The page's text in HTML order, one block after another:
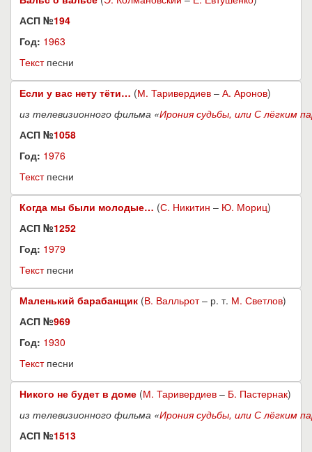
АСП №194
Год: 1963
Текстпесни
Если у вас нету тёти… (М. Таривердиев – А. Аронов)
из телевизионного фильма «Ирония судьбы, или С лёгким
АСП №1058
Год: 1976
Текстпесни
Когда мы были молодые… (С. Никитин – Ю. Мориц)
АСП №1252
Год: 1979
Текстпесни
Маленький барабанщик (В. Валльрот– р. т. М. Светлов)
АСП №969
Год: 1930
Текстпесни
Никого не будет в доме (М. Таривердиев – Б. Пастернак)
из телевизионного фильма «Ирония судьбы, или С лёгким
АСП №1513